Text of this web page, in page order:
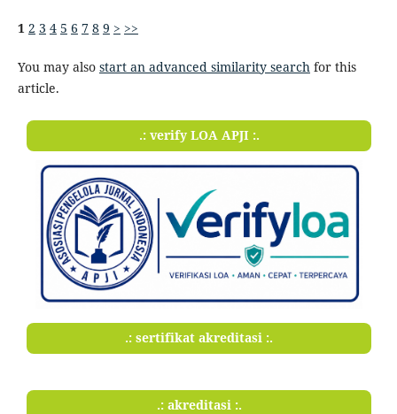
1 2 3 4 5 6 7 8 9 > >>
You may also start an advanced similarity searchfor this
article.
.: verify LOA APJI :.
.: sertifikat akreditasi :.
.: akreditasi :.